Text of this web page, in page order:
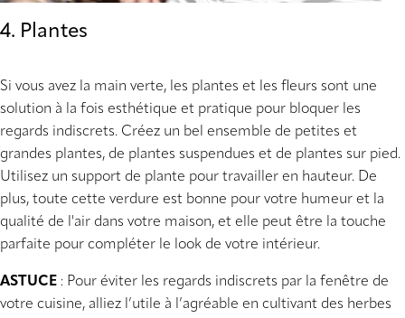
4. Plantes
Si vous avez la main verte, les plantes et les fleurs sont une
solution à la fois esthétique et pratique pour bloquer les
regards indiscrets. Créez un bel ensemble de petites et
grandes plantes, de plantes suspendues et de plantes sur pied.
Utilisez un support de plante pour travailler en hauteur. De
plus, toute cette verdure est bonne pour votre humeur et la
qualité de l'air dans votre maison, et elle peut être la touche
parfaite pour compléter le look de votre intérieur.
ASTUCE : Pour éviter les regards indiscrets par la fenêtre de
votre cuisine, alliez l’utile à l’agréable en cultivant des herbes